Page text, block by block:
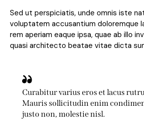
Sed ut perspiciatis, unde omnis iste
voluptatem accusantium doloremque
rem aperiam eaque ipsa, quae ab illo
quasi architecto beatae vitae dicta
Curabitur varius eros et lacus
Mauris sollicitudin enim
justo non, molestie nisl.